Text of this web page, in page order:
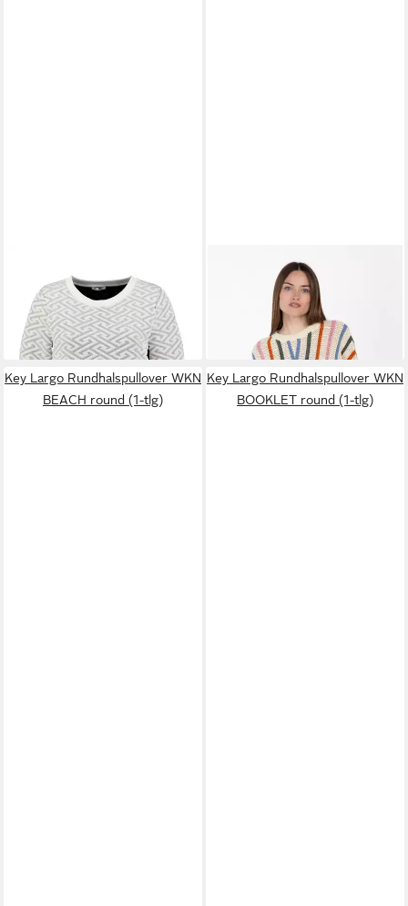
Pullover PATTERN
Strickpullover R-Neck (1-tlg)
37,95 € UVP69,95 €
-46%
KEY LARGORundhalspullover
WKN GOA round (1-tlg)
UVP69,99 €
Key Largo Rundhalspullover WKN
BEACH round (1-tlg)
Key Largo Rundhalspullover WKN
BOOKLET round (1-tlg)